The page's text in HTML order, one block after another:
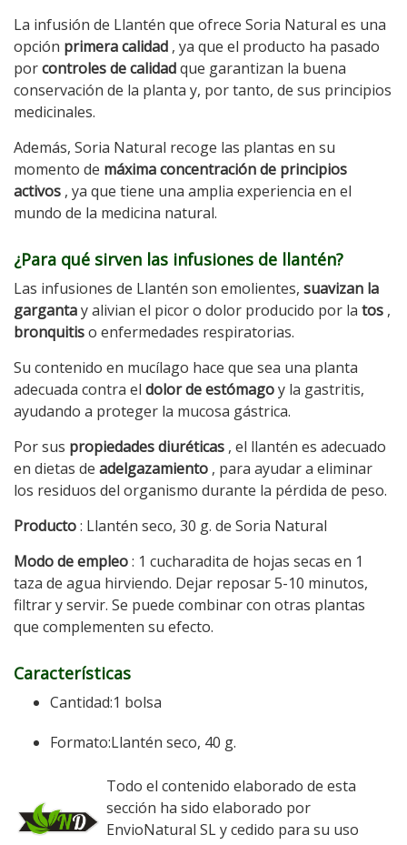
La infusión de Llantén que ofrece Soria Natural es una
opción primera calidad , ya que el producto ha pasado
porcontroles de calidadque garantizan la buena
conservación de la planta y, por tanto, de sus principios
medicinales.
Además, Soria Natural recoge las plantas en su
momento de máxima concentración de principios
activos , ya que tiene una amplia experiencia en el
mundo de la medicina natural.
¿Para qué sirven las infusiones de llantén?
Las infusiones de Llantén son emolientes, suavizan la
gargantay alivian el picor o dolor producido por la tos ,
bronquitiso enfermedades respiratorias.
Su contenido en mucílago hace que sea una planta
adecuada contra el dolor de estómagoy la gastritis,
ayudando a proteger la mucosa gástrica.
Por sus propiedades diuréticas , el llantén es adecuado
en dietas de adelgazamiento , para ayudar a eliminar
los residuos del organismo durante la pérdida de peso.
Producto: Llantén seco, 30 g. de Soria Natural
Modo de empleo: 1 cucharadita de hojas secas en 1
taza de agua hirviendo. Dejar reposar 5-10 minutos,
filtrar y servir. Se puede combinar con otras plantas
que complementen su efecto.
Características
Cantidad:1 bolsa
Formato:Llantén seco, 40 g.
Todo el contenido elaborado de esta
sección ha sido elaborado por
EnvioNatural SL y cedido para su uso